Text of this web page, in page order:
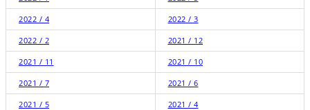
2022 / 4 2022 / 3
2022 / 2 2021 / 12
2021 / 11 2021 / 10
2021 / 7 2021 / 6
2021 / 5 2021 / 4